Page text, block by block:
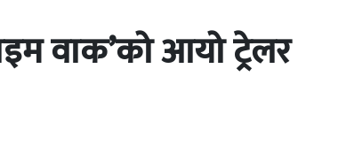
वाक’को आयो ट्रेलर